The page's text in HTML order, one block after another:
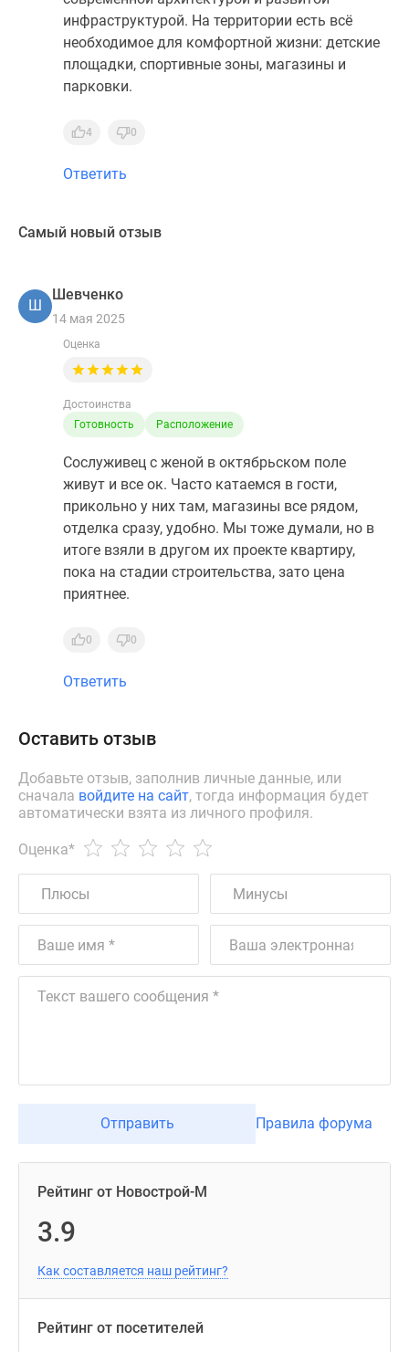
инфраструктурой. На территории есть всё
необходимое для комфортной жизни: детские
площадки, спортивные зоны, магазины и
парковки.
4 0
Ответить
Самый новый отзыв
Ш
Шевченко
14 мая 2025
Оценка
Достоинства
Готовность
Расположение
Сослуживец с женой в октябрьском поле
живут и все ок. Часто катаемся в гости,
прикольно у них там, магазины все рядом,
отделка сразу, удобно. Мы тоже думали, но в
итоге взяли в другом их проекте квартиру,
пока на стадии строительства, зато цена
приятнее.
0 0
Ответить
Оставить отзыв
Добавьте отзыв, заполнив личные данные, или
сначала войдите на сайт, тогда информация будет
автоматически взята из личного профиля.
Оценка*
Отправить Правила форума
Рейтинг от Новострой-М
3.9
Как составляется наш рейтинг?
Рейтинг от посетителей